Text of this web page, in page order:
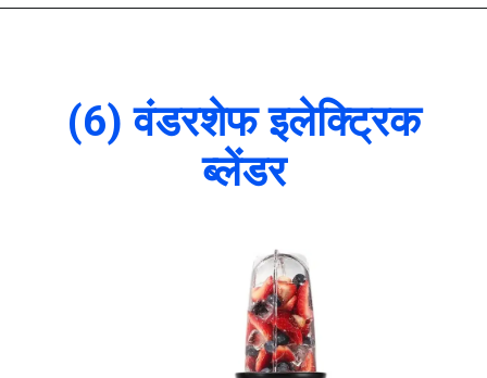
(6) वंडरशेफ इलेक्ट्रिक
ब्लेंडर